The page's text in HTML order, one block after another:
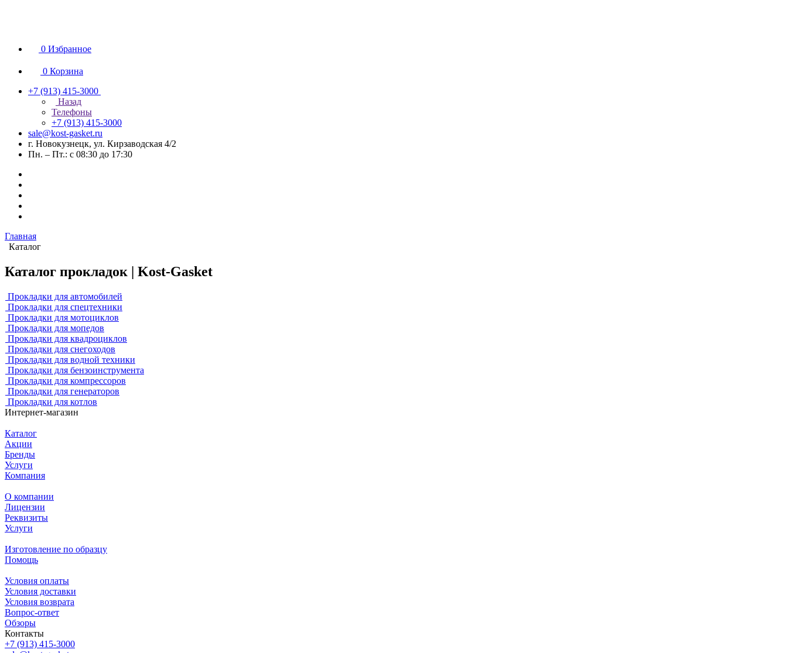
0 Избранное
0 Корзина
+7 (913) 415-3000
Назад
Телефоны
+7 (913) 415-3000
sale@kost-gasket.ru
г. Новокузнецк, ул. Кирзаводская 4/2
Пн. – Пт.: с 08:30 до 17:30
Главная
Каталог
Каталог прокладок | Kost-Gasket
Прокладки для автомобилей
Прокладки для спецтехники
Прокладки для мотоциклов
Прокладки для мопедов
Прокладки для квадроциклов
Прокладки для снегоходов
Прокладки для водной техники
Прокладки для бензоинструмента
Прокладки для компрессоров
Прокладки для генераторов
Прокладки для котлов
Интернет-магазин
Каталог
Акции
Бренды
Услуги
Компания
О компании
Лицензии
Реквизиты
Услуги
Изготовление по образцу
Помощь
Условия оплаты
Условия доставки
Условия возврата
Вопрос-ответ
Обзоры
Контакты
+7 (913) 415-3000